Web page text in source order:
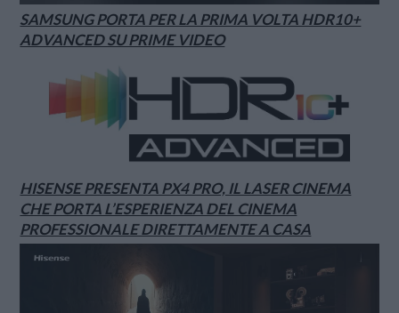
SAMSUNG PORTA PER LA PRIMA VOLTA HDR10+
ADVANCED SU PRIME VIDEO
HISENSE PRESENTA PX4 PRO, IL LASER CINEMA
CHE PORTA L’ESPERIENZA DEL CINEMA
PROFESSIONALE DIRETTAMENTE A CASA